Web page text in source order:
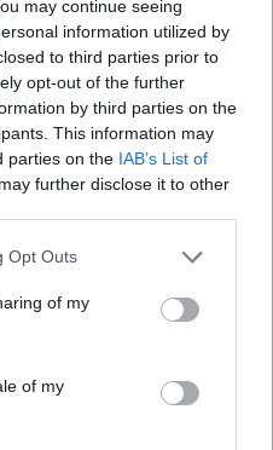
may continue seeing
information utilized by
to third parties prior to
opt-out of the further
by third parties on the
This information may
parties on the IAB’s List of
further disclose it to other
uses one or more Google
behaviour. You may click to
and its third-party tags to
purposes in below Google
Opt Outs
of my
of my
λύσεις στα προβλήματα
2026